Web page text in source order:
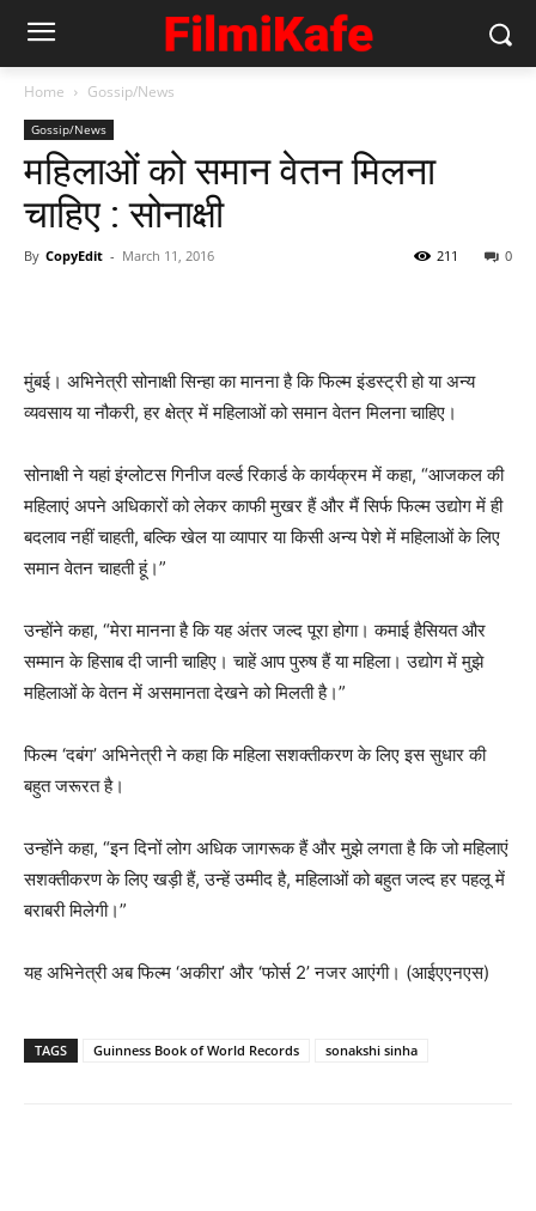
Home Gossip/News
Gossip/News
महिलाओं को समान वेतन मिलना
चाहिए : सोनाक्षी
By CopyEdit - March 11, 2016 0
211
मुंबई। अभिनेत्री सोनाक्षी सिन्हा का मानना है कि फिल्म इंडस्ट्री हो या अन्य
व्यवसाय या नौकरी, हर क्षेत्र में महिलाओं को समान वेतन मिलना चाहिए।
सोनाक्षी ने यहां इंग्लोटस गिनीज वर्ल्ड रिकार्ड के कार्यक्रम में कहा, “आजकल की
महिलाएं अपने अधिकारों को लेकर काफी मुखर हैं और मैं सिर्फ फिल्म उद्योग में ही
बदलाव नहीं चाहती, बल्कि खेल या व्यापार या किसी अन्य पेशे में महिलाओं के लिए
समान वेतन चाहती हूं।”
उन्होंने कहा, “मेरा मानना है कि यह अंतर जल्द पूरा होगा। कमाई हैसियत और
सम्मान के हिसाब दी जानी चाहिए। चाहें आप पुरुष हैं या महिला। उद्योग में मुझे
महिलाओं के वेतन में असमानता देखने को मिलती है।”
फिल्म ‘दबंग’ अभिनेत्री ने कहा कि महिला सशक्तीकरण के लिए इस सुधार की
बहुत जरूरत है।
उन्होंने कहा, “इन दिनों लोग अधिक जागरूक हैं और मुझे लगता है कि जो महिलाएं
सशक्तीकरण के लिए खड़ी हैं, उन्हें उम्मीद है, महिलाओं को बहुत जल्द हर पहलू में
बराबरी मिलेगी।”
यह अभिनेत्री अब फिल्म ‘अकीरा’ और ‘फोर्स 2’ नजर आएंगी। (आईएएनएस)
TAGS Guinness Book of World Records sonakshi sinha